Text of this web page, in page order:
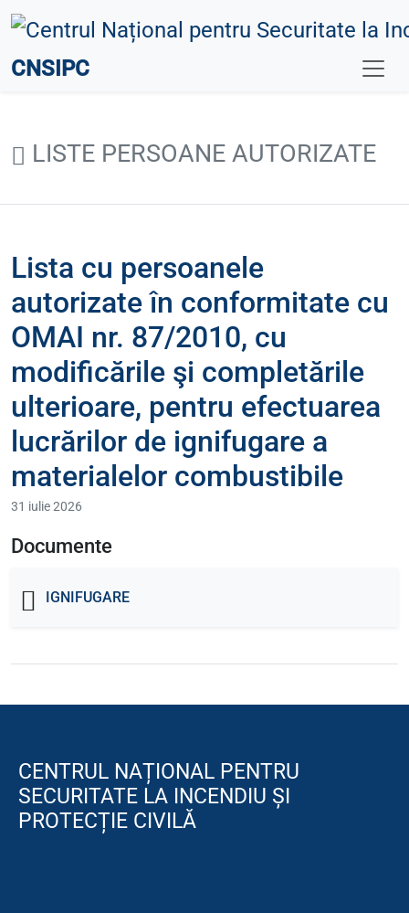
CNSIPC
LISTE PERSOANE AUTORIZATE
Lista cu persoanele
autorizate în conformitate cu
OMAI nr. 87/2010, cu
modificările şi completările
ulterioare, pentru efectuarea
lucrărilor de ignifugare a
materialelor combustibile
31 iulie 2026
Documente
IGNIFUGARE
CENTRUL NAȚIONAL PENTRU
SECURITATE LA INCENDIU ȘI
PROTECȚIE CIVILĂ